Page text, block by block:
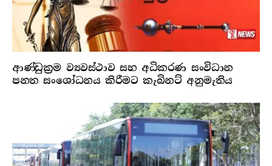
ආණ්ඩුක්‍රම ව්‍යවස්ථාව සහ අධිකරණ සංවිධාන
පනත සංශෝධනය කිරීමට කැබිනට් අනුමැතිය